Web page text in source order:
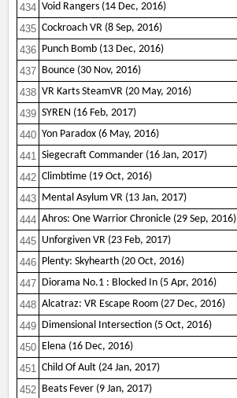
434 Void Rangers (14 Dec, 2016)
435 Cockroach VR (8 Sep, 2016)
436 Punch Bomb (13 Dec, 2016)
437 Bounce (30 Nov, 2016)
438 VR Karts SteamVR (20 May, 2016)
439 SYREN (16 Feb, 2017)
440 Yon Paradox (6 May, 2016)
441 Siegecraft Commander (16 Jan, 2017)
442 Climbtime (19 Oct, 2016)
443 Mental Asylum VR (13 Jan, 2017)
444 Ahros: One Warrior Chronicle (29 Sep, 2016)
445 Unforgiven VR (23 Feb, 2017)
446 Plenty: Skyhearth (20 Oct, 2016)
447 Diorama No.1 : Blocked In (5 Apr, 2016)
448 Alcatraz: VR Escape Room (27 Dec, 2016)
449 Dimensional Intersection (5 Oct, 2016)
450 Elena (16 Dec, 2016)
451 Child Of Ault (24 Jan, 2017)
452 Beats Fever (9 Jan, 2017)